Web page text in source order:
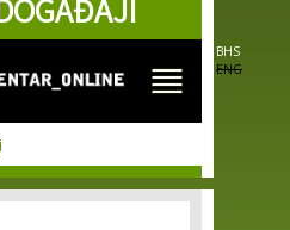
BHS
ENG